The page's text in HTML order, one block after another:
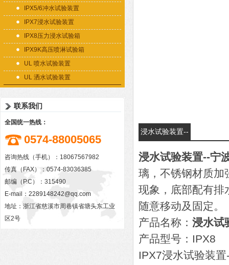
IPX5/6冲水试验装置
IPX7浸水试验装置
IPX8压力浸水试验箱
IPX9K高压喷淋试验箱
UL 喷水试验装置
UL 洒水试验装置
联系我们
全国统一热线：
0574-88005065
咨询热线（手机）：18067567982
传真（FAX）：0574-83036385
邮编（P.C）：315490
E-mail： 2289148242@qq.com
地址：浙江省慈溪市周巷镇省塘头东工业
区2号
浸水试验装置--
浸水试验装置--宁
璃，不锈钢材质加
现象，底部配有排
随意移动及固定。
产品名称： 浸水试
产品型号：IPX8
IPX7浸水试验装